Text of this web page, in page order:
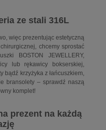
ze stali 316L
więc prezentując estetyczną
chcemy sprostać
BOSTON JEWELLERY,
lub rękawicy bokserskiej,
bądź krzyżyka z łańcuszkiem,
bransolety – sprawdź naszą
komplet!
prezent na każdą